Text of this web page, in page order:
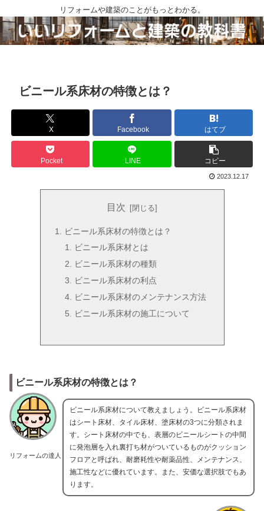
リフォームや建築のことがもっとわかる。
ビニール系床材の特徴とは？
X Facebook はてブ
Pocket LINE コピー
2023.12.17
目次
ビニール系床材の特徴とは？
ビニール系床材とは
ビニール系床材の種類
ビニール系床材の利点
ビニール系床材のメンテナンス方法
ビニール系床材の施工について
ビニール系床材の特徴とは？
リフォームの達人
ビニール系床材について教えましょう。ビニール系床材
はシート床材、タイル床材、塗床材の3つに分類されま
す。シート床材の中でも、表層のビニールシートの中間
に発泡層を入れ裏打ち材がついているものがクッション
フロアと呼ばれ、耐磨耗性や耐薬品性、メンテナンス、
施工性などに優れています。また、安価な選択肢でもあ
ります。